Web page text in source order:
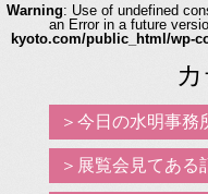
Warning: Use of undefined
an Error in a future
kyoto.com/public_html/wp-
今日の水明事務
展覧会見てある